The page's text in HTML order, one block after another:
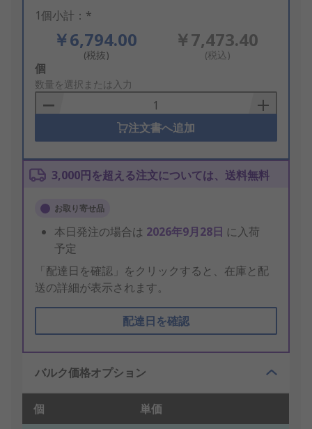
1個小計：*
￥6,794.00
(税抜)
￥7,473.40
(税込)
Add
to
Basket
個
数量を選択または入力
注文書へ追加
3,000円を超える注文については、送料無料
お取り寄せ品
本日発注の場合は 2026年9月28日 に入荷
予定
「配達日を確認」をクリックすると、在庫と配
送の詳細が表示されます。
配達日を確認
バルク価格オプション
個 単価